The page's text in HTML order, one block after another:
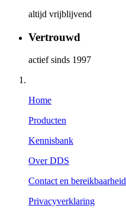
altijd vrijblijvend
Vertrouwd
actief sinds 1997
Home
Producten
Kennisbank
Over DDS
Contact en bereikbaarheid
Privacyverklaring